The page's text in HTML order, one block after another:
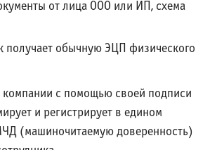
от лица ООО или ИП, схема
получает обычную ЭЦП физического
компании с помощью своей подписи
и регистрирует в едином
(машиночитаемую доверенность)